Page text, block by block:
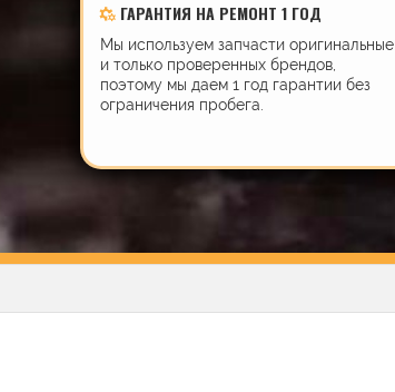
ГАРАНТИЯ НА РЕМОНТ 1 ГОД
Мы используем запчасти оригинальные
и только проверенных брендов,
поэтому мы даем 1 год гарантии без
ограничения пробега.